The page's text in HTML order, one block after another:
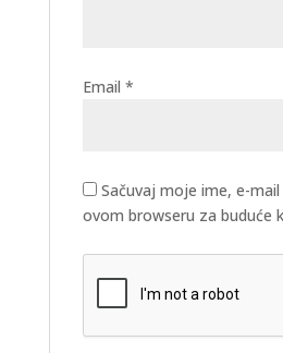
Email *
Sačuvaj moje ime, e-
ovom browseru za buduće